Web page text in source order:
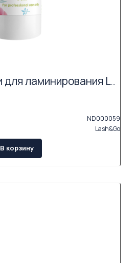
Оксид для краски для ламинирования Lash&Go
ND000059
Lash&Go
В корзину